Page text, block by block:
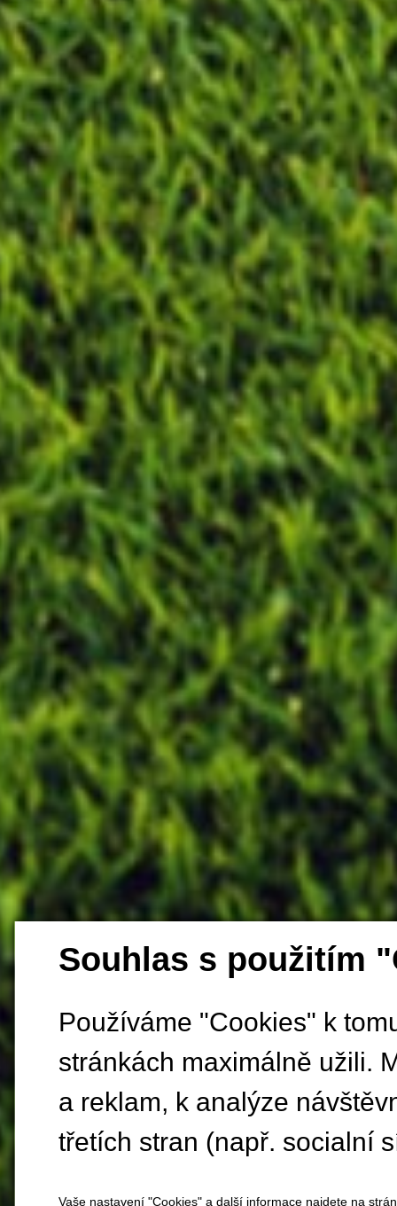
Souhlas s použitím
Používáme "Cookies" k
stránkách maximálně užili.
a reklam, k analýze
třetích stran (např. socialní
Vaše nastavení "Cookies" a další informace najdete na